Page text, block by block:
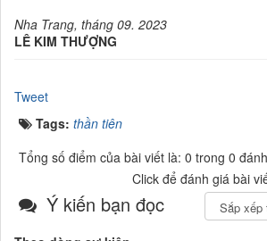
Nha Trang, tháng 09. 2023
LÊ KIM THƯỢNG
Tweet
Tags: thần tiên
Tổng số điểm của bài viết là: 0 trong 0
Click để đánh giá bài
Ý kiến bạn đọc